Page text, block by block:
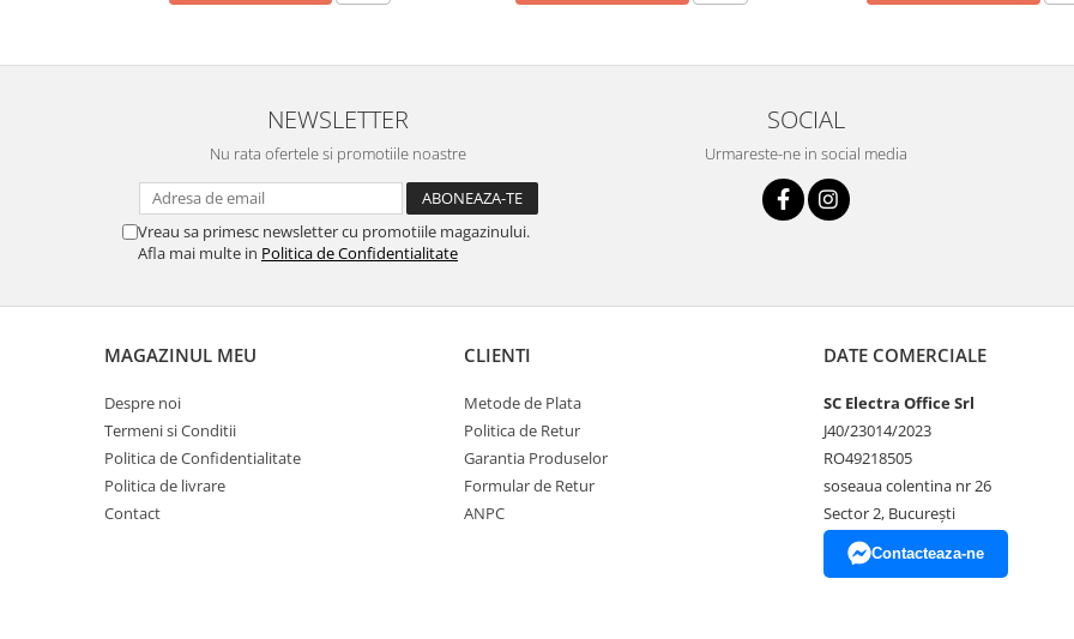
NEWSLETTER
Nu rata ofertele si promotiile noastre
Vreau sa primesc newsletter cu promotiile magazinului.
Afla mai multe in Politica de Confidentialitate
SOCIAL
Urmareste-ne in social media
MAGAZINUL MEU
Despre noi
Termeni si Conditii
Politica de Confidentialitate
Politica de livrare
Contact
CLIENTI
Metode de Plata
Politica de Retur
Garantia Produselor
Formular de Retur
ANPC
DATE COMERCIALE
SC Electra Office Srl
J40/23014/2023
RO49218505
soseaua colentina nr 26
Sector 2, București
Contacteaza-ne